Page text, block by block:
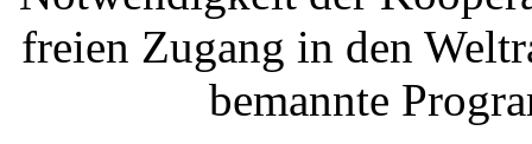
freien Zugang in den
bemannte